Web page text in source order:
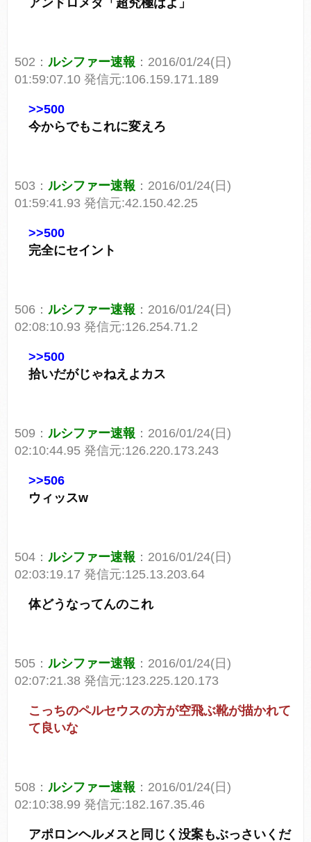
アンドロメダ「超究極はよ」
502： ルシファー速報 ：2016/01/24(日)
01:59:07.10 発信元:106.159.171.189
>>500
今からでもこれに変えろ
503： ルシファー速報 ：2016/01/24(日)
01:59:41.93 発信元:42.150.42.25
>>500
完全にセイント
506： ルシファー速報 ：2016/01/24(日)
02:08:10.93 発信元:126.254.71.2
>>500
拾いだがじゃねえよカス
509： ルシファー速報 ：2016/01/24(日)
02:10:44.95 発信元:126.220.173.243
>>506
ウィッスw
504： ルシファー速報 ：2016/01/24(日)
02:03:19.17 発信元:125.13.203.64
体どうなってんのこれ
505： ルシファー速報 ：2016/01/24(日)
02:07:21.38 発信元:123.225.120.173
こっちのペルセウスの方が空飛ぶ靴が描かれて
て良いな
508： ルシファー速報 ：2016/01/24(日)
02:10:38.99 発信元:182.167.35.46
アポロンヘルメスと同じく没案もぶっさいくだ